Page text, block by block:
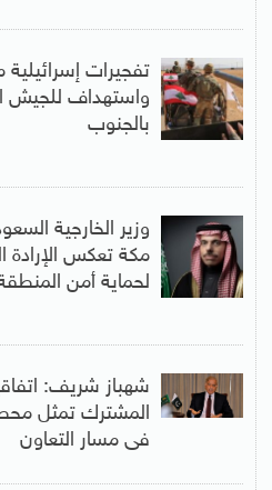
تفجيرات
واستهداف للجيش
بالجنوب
وزير الخارجية
مكة تعكس الإرادة
لحماية أمن
شهباز شريف:
المشترك تمثل
فى مسار التعاون